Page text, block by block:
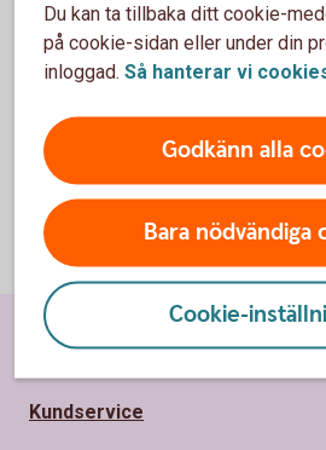
den senaste fakturan skapades
Se PIN-kod (du behöver uppge
på kortet)
Du kan ta tillbaka ditt cookie-
på cookie-sidan eller under din
inloggad. Så hanterar vi
Godkänn alla
Bara nödvändiga
Cookie-
Sidfot
Hitta snabbt
Kundservice